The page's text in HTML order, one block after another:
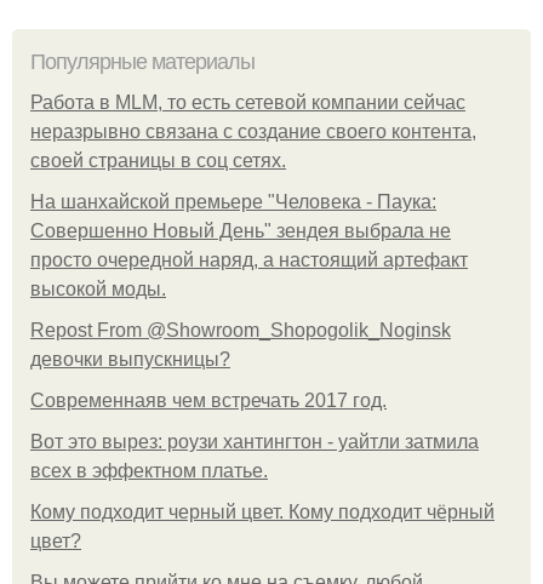
Популярные материалы
Работа в MLM, то есть сетевой компании сейчас
неразрывно связана с создание своего контента,
своей страницы в соц сетях.
На шанхайской премьере "Человека - Паука:
Совершенно Новый День" зендея выбрала не
просто очередной наряд, а настоящий артефакт
высокой моды.
Repost From @Showroom_Shopogolik_Noginsk
девочки выпускницы?
Современнаяв чем встречать 2017 год.
Вот это вырез: роузи хантингтон - уайтли затмила
всех в эффектном платьe.
Кому подходит черный цвет. Кому подходит чёрный
цвет?